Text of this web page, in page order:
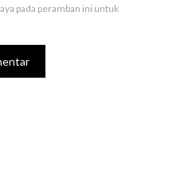
pada peramban ini untuk